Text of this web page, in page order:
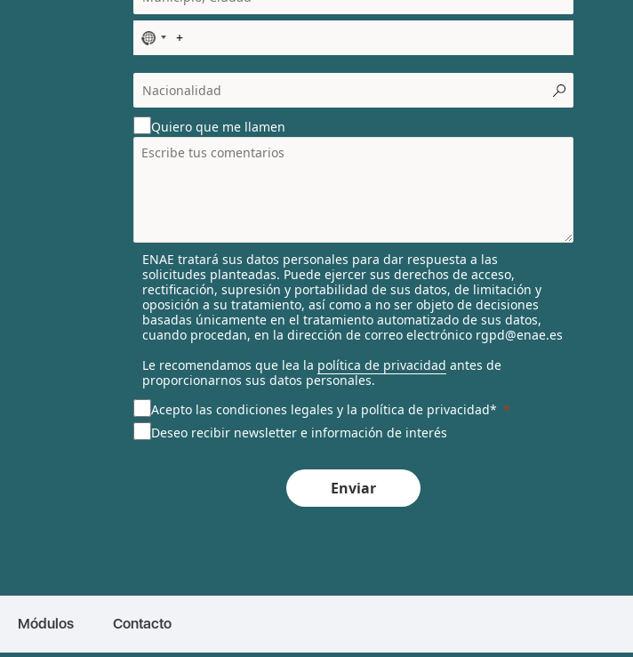
N
o
c
o
u
n
t
l
e
c
t
e
d
Quiero que me llamen
ENAE tratará sus datos personales para dar respuesta a las
solicitudes planteadas. Puede ejercer sus derechos de acceso,
rectificación, supresión y portabilidad de sus datos, de limitación y
oposición a su tratamiento, así como a no ser objeto de decisiones
basadas únicamente en el tratamiento automatizado de sus datos,
cuando procedan, en la dirección de correo electrónico rgpd@enae.es
Le recomendamos que lea la política de privacidad antes de
proporcionarnos sus datos personales.
Acepto las condiciones legales y la política de privacidad*
Deseo recibir newsletter e información de interés
Enviar
Módulos Contacto